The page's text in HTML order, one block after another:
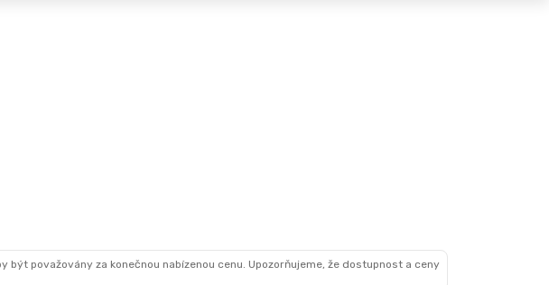
považovány za konečnou nabízenou cenu. Upozorňujeme, že dostupnost a ceny